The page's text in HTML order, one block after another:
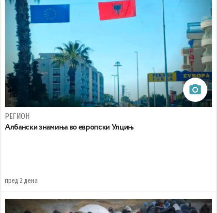
РЕГИОН
Aлбански знамиња во европски Улцињ
пред 2 дена